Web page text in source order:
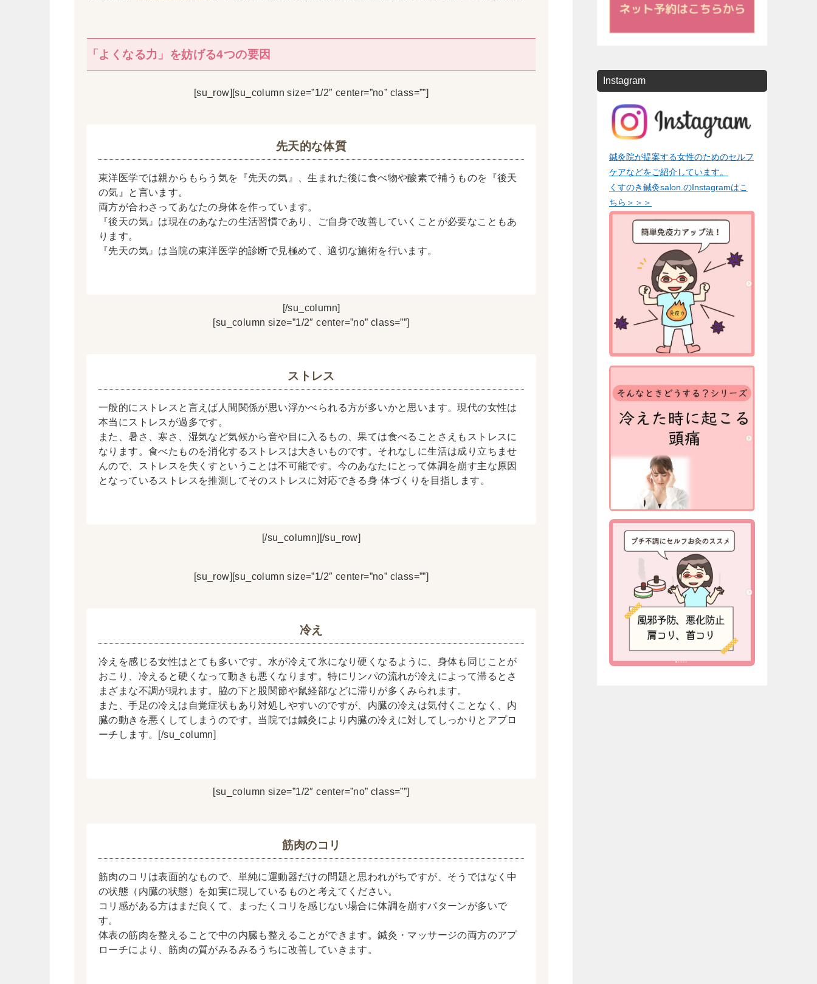
「よくなる力」を妨げる4つの要因
[su_row][su_column size=”1/2″ center=”no” class=””]
先天的な体質
東洋医学では親からもらう気を『先天の気』、生まれた後に食べ物や酸素で補うものを『後天
の気』と言います。
両方が合わさってあなたの身体を作っています。
『後天の気』は現在のあなたの生活習慣であり、ご自身で改善していくことが必要なこともあ
ります。
『先天の気』は当院の東洋医学的診断で見極めて、適切な施術を行います。
[/su_column]
[su_column size=”1/2″ center=”no” class=””]
ストレス
一般的にストレスと言えば人間関係が思い浮かべられる方が多いかと思います。現代の女性は
本当にストレスが過多です。
また、暑さ、寒さ、湿気など気候から音や目に入るもの、果ては食べることさえもストレスに
なります。食べたものを消化するストレスは大きいものです。それなしに生活は成り立ちませ
んので、ストレスを失くすということは不可能です。今のあなたにとって体調を崩す主な原因
となっているストレスを推測してそのストレスに対応できる身 体づくりを目指します。
[/su_column][/su_row]
[su_row][su_column size=”1/2″ center=”no” class=””]
冷え
冷えを感じる女性はとても多いです。水が冷えて氷になり硬くなるように、身体も同じことが
おこり、冷えると硬くなって動きも悪くなります。特にリンパの流れが冷えによって滞るとさ
まざまな不調が現れます。脇の下と股関節や鼠経部などに滞りが多くみられます。
また、手足の冷えは自覚症状もあり対処しやすいのですが、内臓の冷えは気付くことなく、内
臓の動きを悪くしてしまうのです。当院では鍼灸により内臓の冷えに対してしっかりとアプロ
ーチします。[/su_column]
[su_column size=”1/2″ center=”no” class=””]
筋肉のコリ
筋肉のコリは表面的なもので、単純に運動器だけの問題と思われがちですが、そうではなく中
の状態（内臓の状態）を如実に現しているものと考えてください。
コリ感がある方はまだ良くて、まったくコリを感じない場合に体調を崩すパターンが多いで
す。
体表の筋肉を整えることで中の内臓も整えることができます。鍼灸・マッサージの両方のアプ
ローチにより、筋肉の質がみるみるうちに改善していきます。
Instagram
鍼灸院が提案する女性のためのセルフ
ケアなどをご紹介しています。
くすのき鍼灸salon.のInstagramはこ
ちら＞＞＞